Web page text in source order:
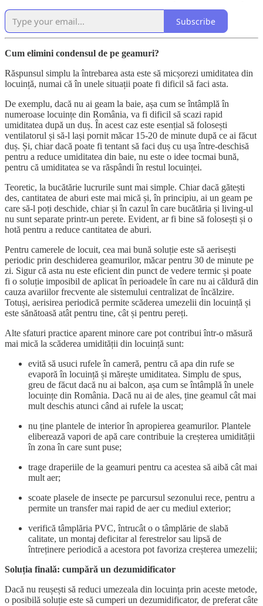
Subscribe
Cum elimini condensul de pe geamuri?
Răspunsul simplu la întrebarea asta este să micșorezi umiditatea din
locuință, numai că în unele situații poate fi dificil să faci asta.
De exemplu, dacă nu ai geam la baie, așa cum se întâmplă în
numeroase locuințe din România, va fi dificil să scazi rapid
umiditatea după un duș. În acest caz este esențial să folosești
ventilatorul și să-l lași pornit măcar 15-20 de minute după ce ai făcut
duș. Și, chiar dacă poate fi tentant să faci duș cu ușa între-deschisă
pentru a reduce umiditatea din baie, nu este o idee tocmai bună,
pentru că umiditatea se va răspândi în restul locuinței.
Teoretic, la bucătărie lucrurile sunt mai simple. Chiar dacă gătești
des, cantitatea de aburi este mai mică și, în principiu, ai un geam pe
care să-l poți deschide, chiar și în cazul în care bucătăria și living-ul
nu sunt separate printr-un perete. Evident, ar fi bine să folosești și o
hotă pentru a reduce cantitatea de aburi.
Pentru camerele de locuit, cea mai bună soluție este să aerisești
periodic prin deschiderea geamurilor, măcar pentru 30 de minute pe
zi. Sigur că asta nu este eficient din punct de vedere termic și poate
fi o soluție imposibil de aplicat în perioadele în care nu ai căldură din
cauza avariilor frecvente ale sistemului centralizat de încălzire.
Totuși, aerisirea periodică permite scăderea umezelii din locuință și
este sănătoasă atât pentru tine, cât și pentru pereți.
Alte sfaturi practice aparent minore care pot contribui într-o măsură
mai mică la scăderea umidității din locuință sunt:
evită să usuci rufele în cameră, pentru că apa din rufe se
evaporă în locuință și mărește umiditatea. Simplu de spus,
greu de făcut dacă nu ai balcon, așa cum se întâmplă în unele
locuințe din România. Dacă nu ai de ales, ține geamul cât mai
mult deschis atunci când ai rufele la uscat;
nu ține plantele de interior în apropierea geamurilor. Plantele
eliberează vapori de apă care contribuie la creșterea umidității
în zona în care sunt puse;
trage draperiile de la geamuri pentru ca acestea să aibă cât mai
mult aer;
scoate plasele de insecte pe parcursul sezonului rece, pentru a
permite un transfer mai rapid de aer cu mediul exterior;
verifică tâmplăria PVC, întrucât o o tâmplărie de slabă
calitate, un montaj deficitar al ferestrelor sau lipsă de
întreținere periodică a acestora pot favoriza creșterea umezelii;
Soluția finală: cumpără un dezumidificator
Dacă nu reușești să reduci umezeala din locuința prin aceste metode,
o posibilă soluție este să cumperi un dezumidificator, de preferat câte